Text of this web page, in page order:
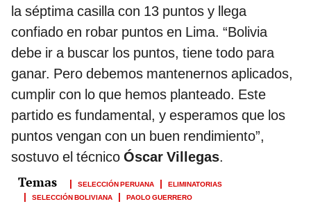
la séptima casilla con 13 puntos y llega
confiado en robar puntos en Lima. “Bolivia
debe ir a buscar los puntos, tiene todo para
ganar. Pero debemos mantenernos aplicados,
cumplir con lo que hemos planteado. Este
partido es fundamental, y esperamos que los
puntos vengan con un buen rendimiento”,
sostuvo el técnico Óscar Villegas.
SELECCIÓN PERUANA
ELIMINATORIAS
SELECCIÓN BOLIVIANA
PAOLO GUERRERO